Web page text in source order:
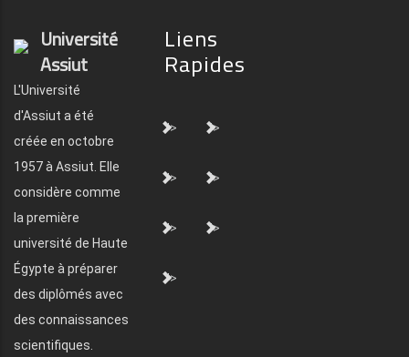
Université
Assiut
L'Université
d'Assiut a été
créée en octobre
1957 à Assiut. Elle
considère comme
la première
université de Haute
Égypte à préparer
des diplômés avec
des connaissances
scientifiques.
Liens
Rapides
"> ">
"> ">
"> ">
">